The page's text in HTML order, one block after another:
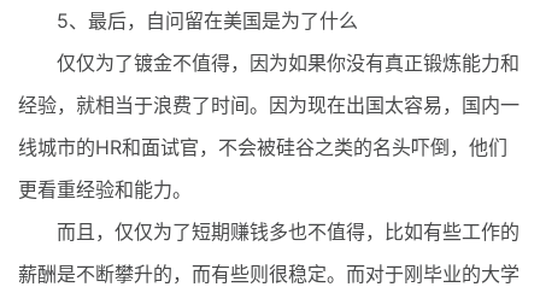
5、最后，自问留在美国是为了什么
仅仅为了镀金不值得，因为如果你没有真正锻炼能力和
经验，就相当于浪费了时间。因为现在出国太容易，国内一
线城市的HR和面试官，不会被硅谷之类的名头吓倒，他们
更看重经验和能力。
而且，仅仅为了短期赚钱多也不值得，比如有些工作的
薪酬是不断攀升的，而有些则很稳定。而对于刚毕业的大学